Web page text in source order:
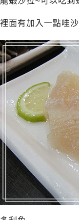
裡面有加入一點哇